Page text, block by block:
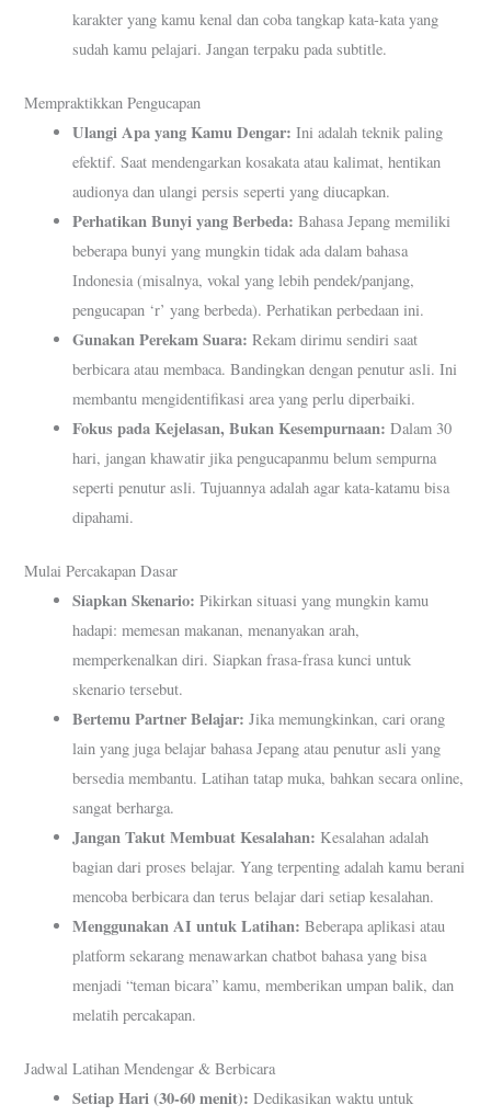
karakter yang kamu kenal dan coba tangkap kata-kata yang
sudah kamu pelajari. Jangan terpaku pada subtitle.
Mempraktikkan Pengucapan
Ulangi Apa yang Kamu Dengar: Ini adalah teknik paling
efektif. Saat mendengarkan kosakata atau kalimat, hentikan
audionya dan ulangi persis seperti yang diucapkan.
Perhatikan Bunyi yang Berbeda: Bahasa Jepang memiliki
beberapa bunyi yang mungkin tidak ada dalam bahasa
Indonesia (misalnya, vokal yang lebih pendek/panjang,
pengucapan ‘r’ yang berbeda). Perhatikan perbedaan ini.
Gunakan Perekam Suara: Rekam dirimu sendiri saat
berbicara atau membaca. Bandingkan dengan penutur asli. Ini
membantu mengidentifikasi area yang perlu diperbaiki.
Fokus pada Kejelasan, Bukan Kesempurnaan: Dalam 30
hari, jangan khawatir jika pengucapanmu belum sempurna
seperti penutur asli. Tujuannya adalah agar kata-katamu bisa
dipahami.
Mulai Percakapan Dasar
Siapkan Skenario: Pikirkan situasi yang mungkin kamu
hadapi: memesan makanan, menanyakan arah,
memperkenalkan diri. Siapkan frasa-frasa kunci untuk
skenario tersebut.
Bertemu Partner Belajar: Jika memungkinkan, cari orang
lain yang juga belajar bahasa Jepang atau penutur asli yang
bersedia membantu. Latihan tatap muka, bahkan secara online,
sangat berharga.
Jangan Takut Membuat Kesalahan: Kesalahan adalah
bagian dari proses belajar. Yang terpenting adalah kamu berani
mencoba berbicara dan terus belajar dari setiap kesalahan.
Menggunakan AI untuk Latihan: Beberapa aplikasi atau
platform sekarang menawarkan chatbot bahasa yang bisa
menjadi “teman bicara” kamu, memberikan umpan balik, dan
melatih percakapan.
Jadwal Latihan Mendengar & Berbicara
Setiap Hari (30-60 menit): Dedikasikan waktu untuk